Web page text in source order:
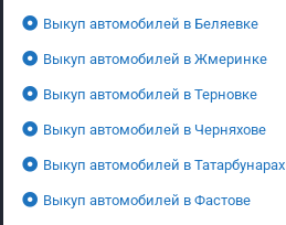
Выкуп автомобилей в Беляевке
Выкуп автомобилей в Жмеринке
Выкуп автомобилей в Терновке
Выкуп автомобилей в Черняхове
Выкуп автомобилей в Татарбунарах
Выкуп автомобилей в Фастове